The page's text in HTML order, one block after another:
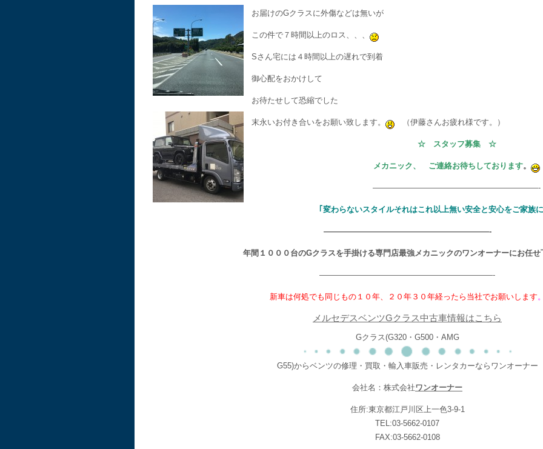
お届けのGクラスに外傷などは無いが
この件で７時間以上のロス、、、
Sさん宅には４時間以上の遅れで到着
御心配をおかけして
お待たせして恐縮でした
末永いお付き合いをお願い致します。 （伊藤さんお疲れ様です。）
☆ スタッフ募集 ☆
メカニック、 ご連絡お待ちしております。
—————————————————————-
｢変わらないスタイルそれはこれ以上無い安全と安心をご家族
—————————————————————-
年間１０００台のGクラスを手掛ける専門店最強メカニックのワンオーナーにお任せ
——————————————————————-
新車は何処でも同じもの１０年、２０年３０年経ったら当社でお願いします
メルセデスベンツGクラス中古車情報はこちら
Gクラス(G320・G500・AMG
G55)からベンツの修理・買取・輸入車販売・レンタカーならワンオーナー
会社名：株式会社ワンオーナー
住所:東京都江戸川区上一色3-9-1
TEL:03-5662-0107
FAX:03-5662-0108